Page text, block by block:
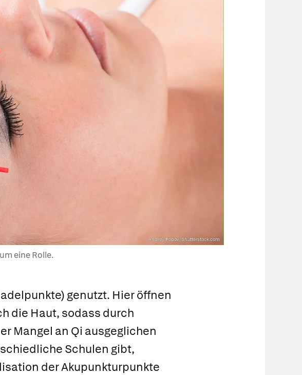
Andrey Popov/Shutterstock.com
eine Rolle.
genutzt. Hier öffnen
die Haut, sodass durch
Mangel an Qi ausgeglichen
Schulen gibt,
der Akupunkturpunkte